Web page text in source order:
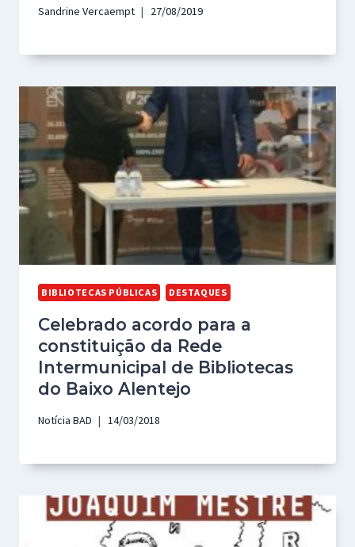
Sandrine Vercaempt 27/08/2019
BIBLIOTECAS PÚBLICAS DESTAQUES
Celebrado acordo para a
constituição da Rede
Intermunicipal de Bibliotecas
do Baixo Alentejo
Notícia BAD 14/03/2018